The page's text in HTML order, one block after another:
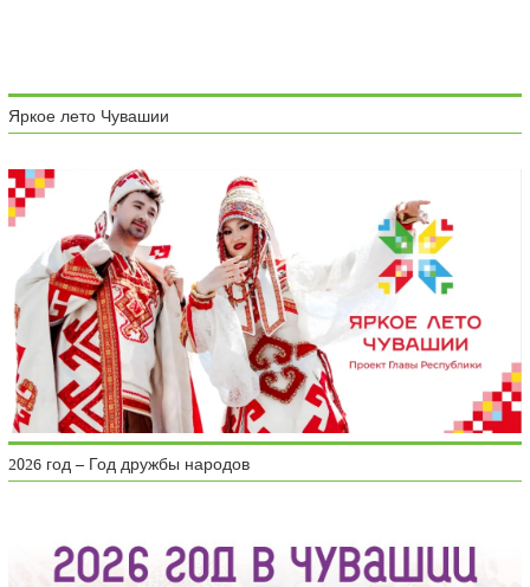
Яркое лето Чувашии
2026 год – Год дружбы народов